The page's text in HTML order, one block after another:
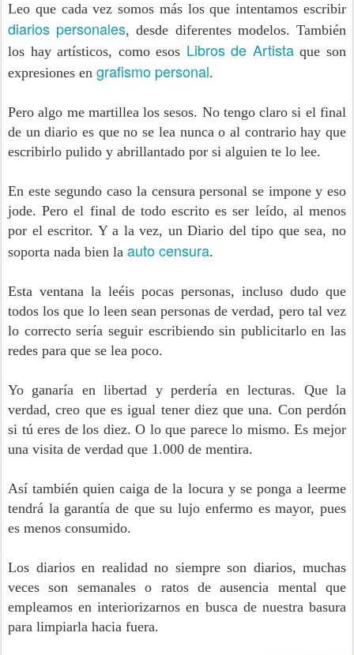
Leo que cada vez somos más los que intentamos escribir
diarios personales, desde diferentes modelos. También
los hay artísticos, como esos Libros de Artistaque son
expresiones en grafismo personal.
Pero algo me martillea los sesos. No tengo claro si el final
de un diario es que no se lea nunca o al contrario hay que
escribirlo pulido y abrillantado por si alguien te lo lee.
En este segundo caso la censura personal se impone y eso
jode. Pero el final de todo escrito es ser leído, al menos
por el escritor. Y a la vez, un Diario del tipo que sea, no
soporta nada bien la auto censura.
Esta ventana la leéis pocas personas, incluso dudo que
todos los que lo leen sean personas de verdad, pero tal vez
lo correcto sería seguir escribiendo sin publicitarlo en las
redes para que se lea poco.
Yo ganaría en libertad y perdería en lecturas. Que la
verdad, creo que es igual tener diez que una. Con perdón
si tú eres de los diez. O lo que parece lo mismo. Es mejor
una visita de verdad que 1.000 de mentira.
Así también quien caiga de la locura y se ponga a leerme
tendrá la garantía de que su lujo enfermo es mayor, pues
es menos consumido.
Los diarios en realidad no siempre son diarios, muchas
veces son semanales o ratos de ausencia mental que
empleamos en interiorizarnos en busca de nuestra basura
para limpiarla hacia fuera.